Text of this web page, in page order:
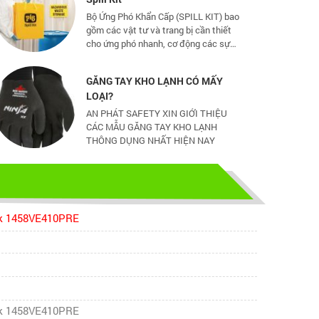
cho ứng phó nhanh, cơ động các sự
cố tràn đổ dầu và hoá chất mức vừa
và nhỏ
GĂNG TAY KHO LẠNH CÓ MẤY
AN PHÁT SAFETY XIN GIỚI THIỆU
CÁC MẪU GĂNG TAY KHO LẠNH
THÔNG DỤNG NHẤT HIỆN NAY
CHỌN GIÀY BẢO HỘ - ĐỪNG ĐỂ
CHÂN BẠN NGUY HIỂM
hợp nhé
TỦ ĐỰNG HÓA CHẤT CÓ LỌC HẤP